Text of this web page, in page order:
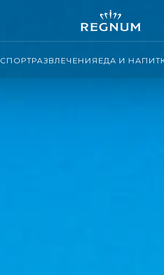
СПОРТРАЗВЛЕЧЕНИЯ ЕДА И